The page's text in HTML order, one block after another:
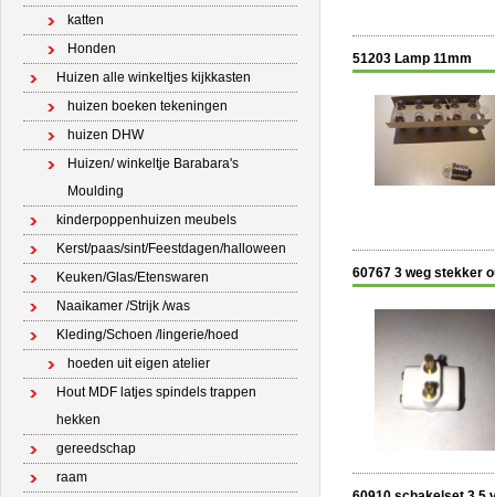
katten
Honden
Huizen alle winkeltjes kijkkasten
huizen boeken tekeningen
huizen DHW
Huizen/ winkeltje Barabara's
Moulding
kinderpoppenhuizen meubels
Kerst/paas/sint/Feestdagen/halloween
Keuken/Glas/Etenswaren
Naaikamer /Strijk /was
Kleding/Schoen /lingerie/hoed
hoeden uit eigen atelier
Hout MDF latjes spindels trappen
hekken
gereedschap
raam
51203 Lamp 11mm
60767 3 weg stekker